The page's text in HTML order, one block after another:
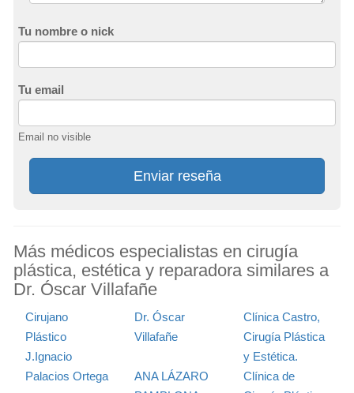
Tu nombre o nick
Tu email
Email no visible
Enviar reseña
Más médicos especialistas en cirugía
plástica, estética y reparadora similares a
Dr. Óscar Villafañe
Cirujano
Plástico
J.Ignacio
Palacios Ortega
Dr. Óscar
Villafañe
Clínica Castro,
Cirugía Plástica
y Estética.
ANA LÁZARO
Clínica de